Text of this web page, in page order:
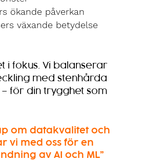
ökande påverkan
växande betydelse
i fokus. Vi balanserar
med stenhårda
för din trygghet som
om datakvalitet och
vi med oss för en
av AI och ML”